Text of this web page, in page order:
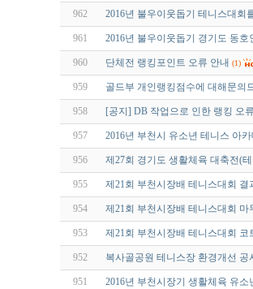
962 2016년 불우이웃돕기 테니스대회
961 2016년 불우이웃돕기 경기도 동
960 단체전 랭킹포인트 오류 안내 (1)
959 골드부 개인랭킹점수에 대해문의
958 [공지] DB 작업으로 인한 랭킹 오
957 2016년 부천시 유소년 테니스 아
956 제27회 경기도 생활체육 대축전(
955 제21회 부천시장배 테니스대회 결
954 제21회 부천시장배 테니스대회 마
953 제21회 부천시장배 테니스대회 코
952 복사골공원 테니스장 환경개선 공
951 2016년 부천시장기 생활체육 유